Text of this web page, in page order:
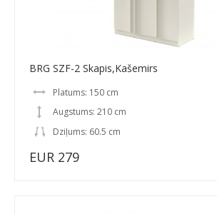
BRG SZF-2 Skapis,Kašemirs
Platums: 150 cm
Augstums: 210 cm
Dziļums: 60.5 cm
EUR 279